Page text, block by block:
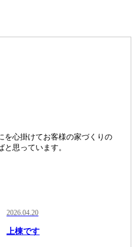
を心掛けてお客様の家づくりの
と思っています。
2026.04.20
上棟です